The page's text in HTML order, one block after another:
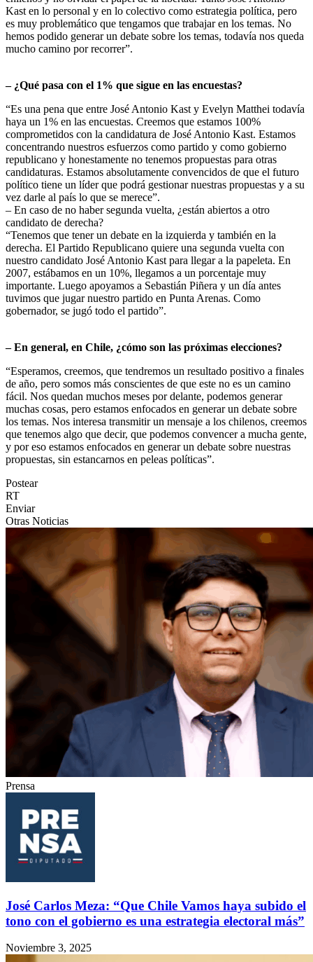
Kast en lo personal y en lo colectivo como estrategia política, pero
es muy problemático que tengamos que trabajar en los temas. No
hemos podido generar un debate sobre los temas, todavía nos queda
mucho camino por recorrer”.
– ¿Qué pasa con el 1% que sigue en las encuestas?
“Es una pena que entre José Antonio Kast y Evelyn Matthei todavía
haya un 1% en las encuestas. Creemos que estamos 100%
comprometidos con la candidatura de José Antonio Kast. Estamos
concentrando nuestros esfuerzos como partido y como gobierno
republicano y honestamente no tenemos propuestas para otras
candidaturas. Estamos absolutamente convencidos de que el futuro
político tiene un líder que podrá gestionar nuestras propuestas y a su
vez darle al país lo que se merece”.
– En caso de no haber segunda vuelta, ¿están abiertos a otro
candidato de derecha?
“Tenemos que tener un debate en la izquierda y también en la
derecha. El Partido Republicano quiere una segunda vuelta con
nuestro candidato José Antonio Kast para llegar a la papeleta. En
2007, estábamos en un 10%, llegamos a un porcentaje muy
importante. Luego apoyamos a Sebastián Piñera y un día antes
tuvimos que jugar nuestro partido en Punta Arenas. Como
gobernador, se jugó todo el partido”.
– En general, en Chile, ¿cómo son las próximas elecciones?
“Esperamos, creemos, que tendremos un resultado positivo a finales
de año, pero somos más conscientes de que este no es un camino
fácil. Nos quedan muchos meses por delante, podemos generar
muchas cosas, pero estamos enfocados en generar un debate sobre
los temas. Nos interesa transmitir un mensaje a los chilenos, creemos
que tenemos algo que decir, que podemos convencer a mucha gente,
y por eso estamos enfocados en generar un debate sobre nuestras
propuestas, sin estancarnos en peleas políticas”.
Postear
RT
Enviar
Otras Noticias
Prensa
José Carlos Meza: “Que Chile Vamos haya subido el
tono con el gobierno es una estrategia electoral más”
Noviembre 3, 2025